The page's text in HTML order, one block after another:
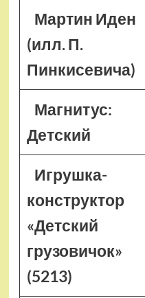
Мартин Иден
(илл. П.
Пинкисевича)
Магнитус:
Детский
Игрушка-
конструктор
«Детский
грузовичок»
(5213)